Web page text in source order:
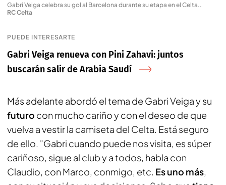
Gabri Veiga celebra su gol al Barcelona durante su etapa en el Celta..
RC Celta
PUEDE INTERESARTE
Gabri Veiga renueva con Pini Zahavi: juntos
buscarán salir de Arabia Saudí
Más adelante abordó el tema de Gabri Veiga y su
futuro con mucho cariño y con el deseo de que
vuelva a vestir la camiseta del Celta. Está seguro
de ello. "Gabri cuando puede nos visita, es súper
cariñoso, sigue al club y a todos, habla con
Claudio, con Marco, conmigo, etc. Es uno más,